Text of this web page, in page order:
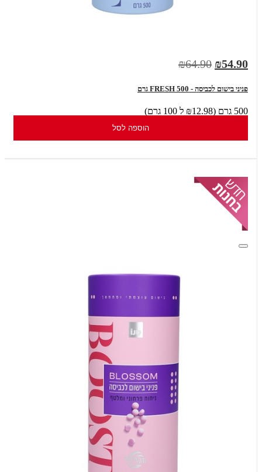
₪54.90
₪64.90
פניני בישום לכביסה - FRESH 500 גרם
500 גרם (₪12.98 ל 100 גרם)
הוספה לסל